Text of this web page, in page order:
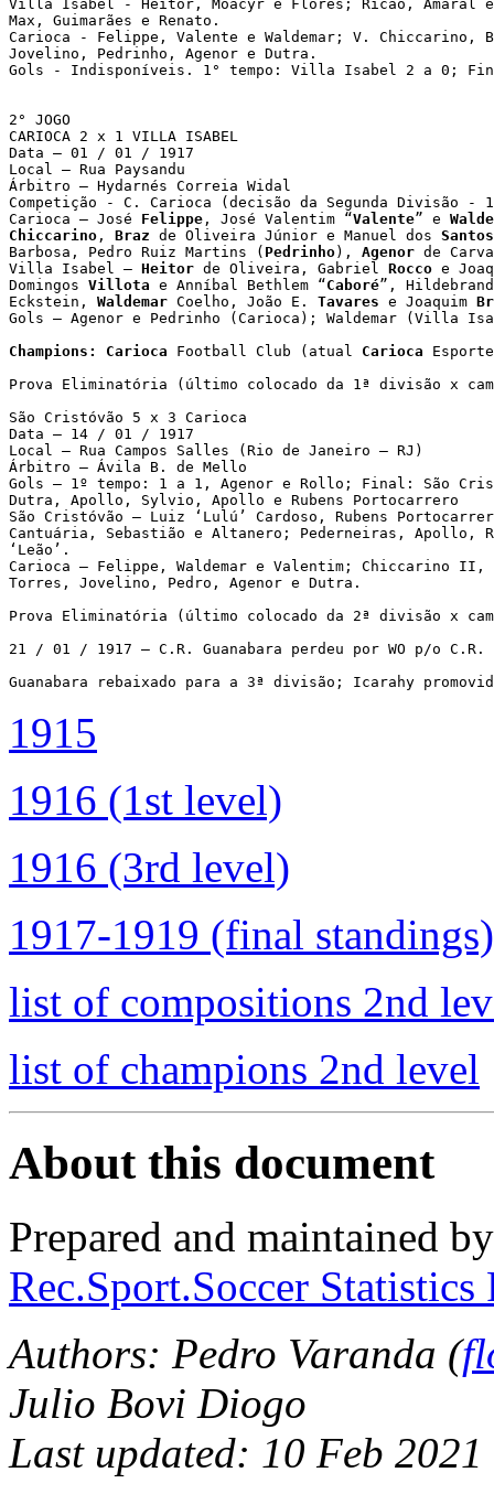
Villa Isabel - Heitor, Moacyr e Flores; Ricão, Amaral e
Max, Guimarães e Renato.
Carioca - Felippe, Valente e Waldemar; V. Chiccarino,
Jovelino, Pedrinho, Agenor e Dutra.
Gols - Indisponíveis. 1° tempo: Villa Isabel 2 a 0;
2° JOGO
CARIOCA 2 x 1 VILLA ISABEL
Data – 01 / 01 / 1917
Local – Rua Paysandu
Árbitro – Hydarnés Correia Widal
Competição - C. Carioca (decisão da Segunda Divisão -
Carioca – José Felippe , José Valentim “Valente” e
Chiccarino , Braz de Oliveira Júnior e Manuel dos Santos
Barbosa, Pedro Ruiz Martins ( Pedrinho), Agenor de
Villa Isabel – Heitor de Oliveira, Gabriel Rocco e
Domingos Villota e Anníbal Bethlem “Caboré”,
Eckstein, Waldemar Coelho, João E. Tavares e Joaquim
Gols – Agenor e Pedrinho (Carioca); Waldemar (Villa
Champions: Carioca Football Club (atual Carioca
Prova Eliminatória (último colocado da 1ª divisão x
São Cristóvão 5 x 3 Carioca
Data – 14 / 01 / 1917
Local – Rua Campos Salles (Rio de Janeiro – RJ)
Árbitro – Ávila B. de Mello
Gols – 1º tempo: 1 a 1, Agenor e Rollo; Final: São
Dutra, Apollo, Sylvio, Apollo e Rubens Portocarrero
São Cristóvão – Luiz ‘Lulú’ Cardoso, Rubens
Cantuária, Sebastião e Altanero; Pederneiras,
‘Leão’.
Carioca – Felippe, Waldemar e Valentim; Chiccarino
Torres, Jovelino, Pedro, Agenor e Dutra.
Prova Eliminatória (último colocado da 2ª divisão x
21 / 01 / 1917 – C.R. Guanabara perdeu por WO p/o C.R.
Guanabara rebaixado para a 3ª divisão; Icarahy
1915
1916 (1st level)
1916 (3rd level)
1917-1919 (final standings)
list of compositions 2nd
list of champions 2nd level
About this document
Prepared and maintained
Rec.Sport.Soccer
Authors: Pedro Varanda (
Julio Bovi Diogo
Last updated: 10 Feb 2021